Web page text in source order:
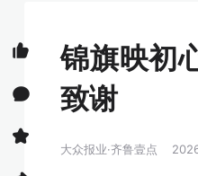
锦旗映初
致谢
大众报业·齐鲁壹点